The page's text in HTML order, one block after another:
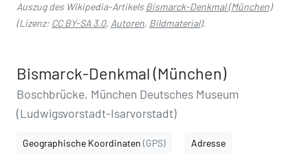
Auszug des Wikipedia-ArtikelsBismarck-Denkmal (München)
(Lizenz: CC BY-SA 3.0, Autoren, Bildmaterial).
Bismarck-Denkmal (München)
Boschbrücke, München Deutsches Museum
(Ludwigsvorstadt-Isarvorstadt)
Geographische Koordinaten (GPS) Adresse